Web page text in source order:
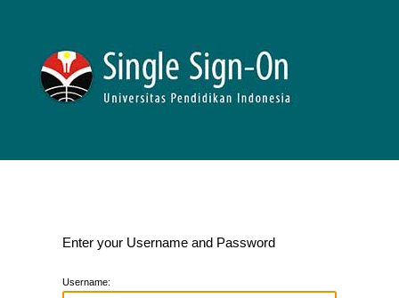
Enter your Username and Password
Username: